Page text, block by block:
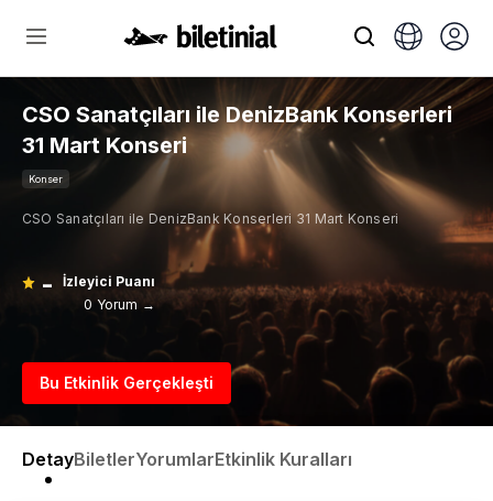
CSO Sanatçıları ile DenizBank Konserleri
31 Mart Konseri
Konser
CSO Sanatçıları ile DenizBank Konserleri 31 Mart Konseri
-
İzleyici Puanı
0 Yorum →
Bu Etkinlik Gerçekleşti
DetayBiletlerYorumlarEtkinlik Kuralları